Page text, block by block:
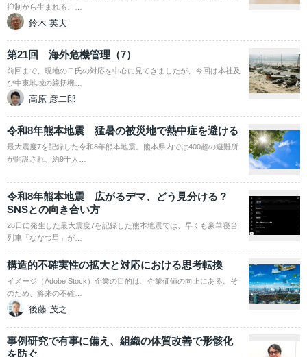
抑制から生まれるこ…
鈴木 英夫
第21回 海外危機管理（7）
前回まで、現地のＴ氏の対応を中心に見てきましたが、今回は本社及
び中東地域の統括機…
高原 彦二郎
令和8年熊本地震 猛暑の被災地で熱中症を避ける
最大震度7を記録した令和8年熊本地震。熊本県内では400超の避難所
が開設され、約9千人…
令和8年熊本地震 広がるデマ、どう見分ける？
SNSとの向き合い方
28日に発生した最大震度7を記録した熊本地震では、早くも豪華寝台
列車「ななつ星」が…
構造的不確実性の拡大と対応における思考転換
イメージ（Adobe Stock）企業の目的は、企業価値の向上にある。そ
のため、将来の不確…
後藤 茂之
事例研究で有事に備え、組織の体質改善で形骸化
を防ぐ